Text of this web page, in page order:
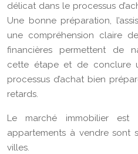
délicat dans le processus
Une bonne préparation,
une compréhension claire
financières permettent de
cette étape et de conclure
processus d’achat bien
retards.
Le marché immobilier est
appartements à vendre sont
villes.